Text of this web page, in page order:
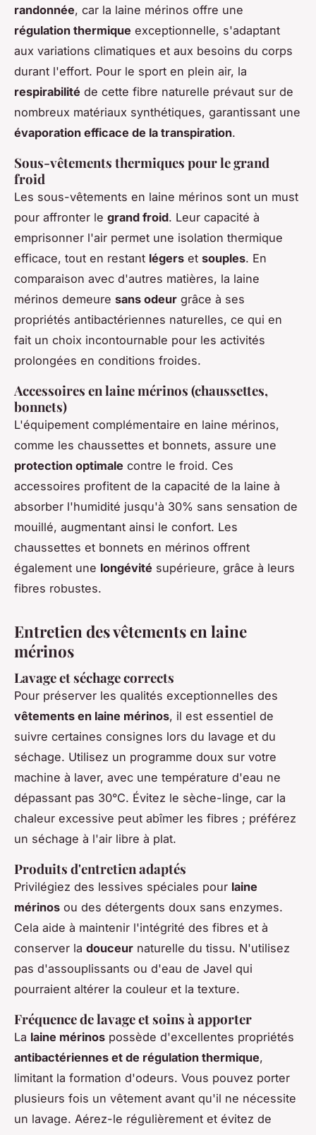
randonnée, car la laine mérinos offre une
régulation thermique exceptionnelle, s'adaptant
aux variations climatiques et aux besoins du corps
durant l'effort. Pour le sport en plein air, la
respirabilité de cette fibre naturelle prévaut sur de
nombreux matériaux synthétiques, garantissant une
évaporation efficace de la transpiration.
Sous-vêtements thermiques pour le grand
froid
Les sous-vêtements en laine mérinos sont un must
pour affronter le grand froid. Leur capacité à
emprisonner l'air permet une isolation thermique
efficace, tout en restant légers et souples. En
comparaison avec d'autres matières, la laine
mérinos demeure sans odeur grâce à ses
propriétés antibactériennes naturelles, ce qui en
fait un choix incontournable pour les activités
prolongées en conditions froides.
Accessoires en laine mérinos (chaussettes,
bonnets)
L'équipement complémentaire en laine mérinos,
comme les chaussettes et bonnets, assure une
protection optimale contre le froid. Ces
accessoires profitent de la capacité de la laine à
absorber l'humidité jusqu'à 30% sans sensation de
mouillé, augmentant ainsi le confort. Les
chaussettes et bonnets en mérinos offrent
également une longévité supérieure, grâce à leurs
fibres robustes.
Entretien des vêtements en laine
mérinos
Lavage et séchage corrects
Pour préserver les qualités exceptionnelles des
vêtements en laine mérinos, il est essentiel de
suivre certaines consignes lors du lavage et du
séchage. Utilisez un programme doux sur votre
machine à laver, avec une température d'eau ne
dépassant pas 30°C. Évitez le sèche-linge, car la
chaleur excessive peut abîmer les fibres ; préférez
un séchage à l'air libre à plat.
Produits d'entretien adaptés
Privilégiez des lessives spéciales pour laine
mérinos ou des détergents doux sans enzymes.
Cela aide à maintenir l'intégrité des fibres et à
conserver la douceur naturelle du tissu. N'utilisez
pas d'assouplissants ou d'eau de Javel qui
pourraient altérer la couleur et la texture.
Fréquence de lavage et soins à apporter
La laine mérinos possède d'excellentes propriétés
antibactériennes et de régulation thermique,
limitant la formation d'odeurs. Vous pouvez porter
plusieurs fois un vêtement avant qu'il ne nécessite
un lavage. Aérez-le régulièrement et évitez de